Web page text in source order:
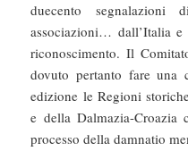
duecento segnalazioni
associazioni… dall’Italia e
riconoscimento. Il
dovuto pertanto fare una
edizione le Regioni
e della Dalmazia-
processo della damnatio